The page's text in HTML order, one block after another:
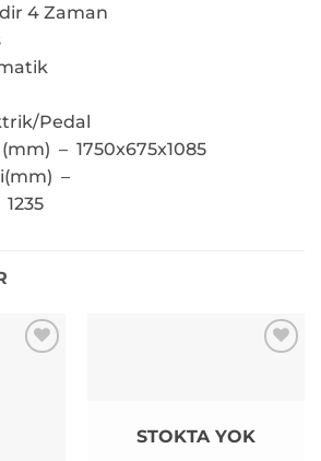
4 Zaman
Pedal
– 1750x675x1085
–
STOKTA YOK